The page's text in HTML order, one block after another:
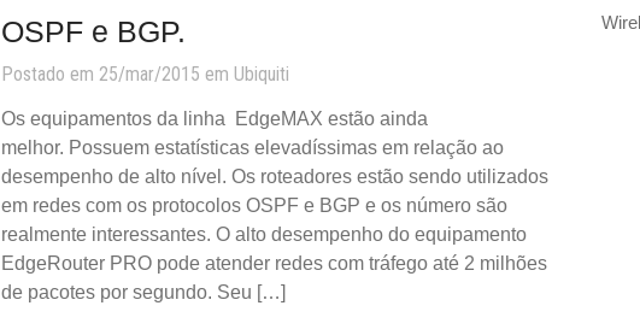
OSPF e BGP.
Postado em 25/mar/2015 em Ubiquiti
Os equipamentos da linha EdgeMAX estão ainda
melhor. Possuem estatísticas elevadíssimas em relação ao
desempenho de alto nível. Os roteadores estão sendo utilizados
em redes com os protocolos OSPF e BGP e os número são
realmente interessantes. O alto desempenho do equipamento
EdgeRouter PRO pode atender redes com tráfego até 2 milhões
de pacotes por segundo. Seu […]